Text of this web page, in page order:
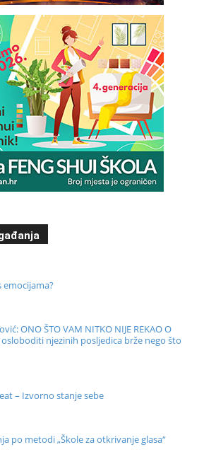
emocijama?
ONO ŠTO VAM NITKO NIJE REKAO O
osloboditi njezinih posljedica brže nego što
– Izvorno stanje sebe
po metodi „Škole za otkrivanje glasa“